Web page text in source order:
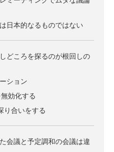
日本的なるものではない
どころを探るのが根回しの
ション
効化する
り合いをする
会議と予定調和の会議は違